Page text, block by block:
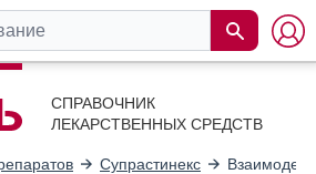
СПРАВОЧНИК
ЛЕКАРСТВЕННЫХ СРЕДСТВ
Супрастинекс